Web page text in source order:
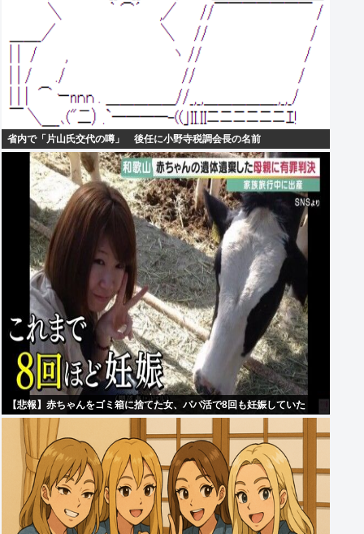
省内で「片山氏交代の噂」 後任に小野寺税調会長の名前
【悲報】赤ちゃんをゴミ箱に捨てた女、パパ活で8回も妊娠していた